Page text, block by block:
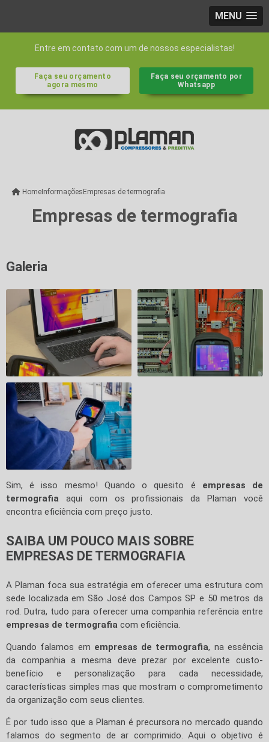
MENU
Entre em contato com um de nossos especialistas!
Faça seu orçamento
agora mesmo
Faça seu orçamento por
Whatsapp
Home Informações Empresas de termografia
Empresas de termografia
Galeria
Sim, é isso mesmo! Quando o quesito é empresas de
termografia aqui com os profissionais da Plaman você
encontra eficiência com preço justo.
SAIBA UM POUCO MAIS SOBRE
EMPRESAS DE TERMOGRAFIA
A Plaman foca sua estratégia em oferecer uma estrutura com
sede localizada em São José dos Campos SP e 50 metros da
rod. Dutra, tudo para oferecer uma companhia referência entre
empresas de termografia com eficiência.
Quando falamos em empresas de termografia, na essência
da companhia a mesma deve prezar por excelente custo-
benefício e personalização para cada necessidade,
características simples mas que mostram o comprometimento
da organização com seus clientes.
É por tudo isso que a Plaman é precursora no mercado quando
falamos do segmento de ar comprimido. Aqui o objetivo é